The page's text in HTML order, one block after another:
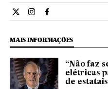
Economia El País Brasil en
Economia El País
Economia El País
MAIS INFORMAÇÕES
“Não faz
elétricas
de